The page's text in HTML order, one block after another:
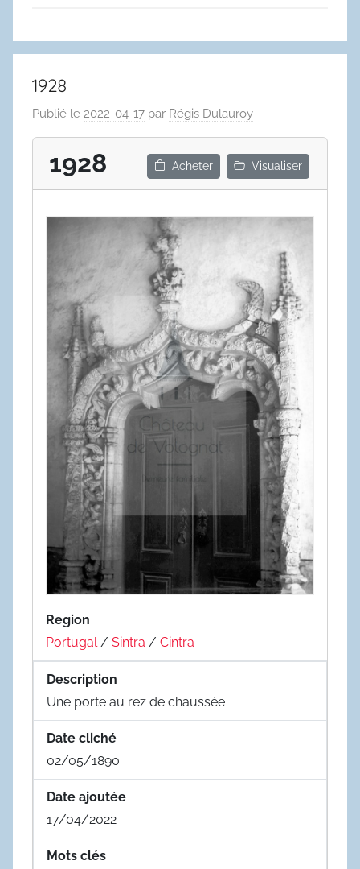
1928
Publié le 2022-04-17 par Régis Dulauroy
1928 Acheter Visualiser
Region
Portugal / Sintra / Cintra
Description
Une porte au rez de chaussée
Date cliché
02/05/1890
Date ajoutée
17/04/2022
Mots clés